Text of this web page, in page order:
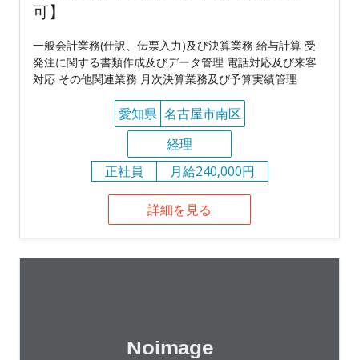
可】
一般会計業務(仕訳、伝票入力)及び決算業務 給与計算 受
発注に関する書類作成及びデータ管理 電話対応及び来客
対応 その他関連業務 月次決算業務及び予算実績管理
愛知県 名古屋市南区
経理
正社員
月給240,000円
詳細を見る